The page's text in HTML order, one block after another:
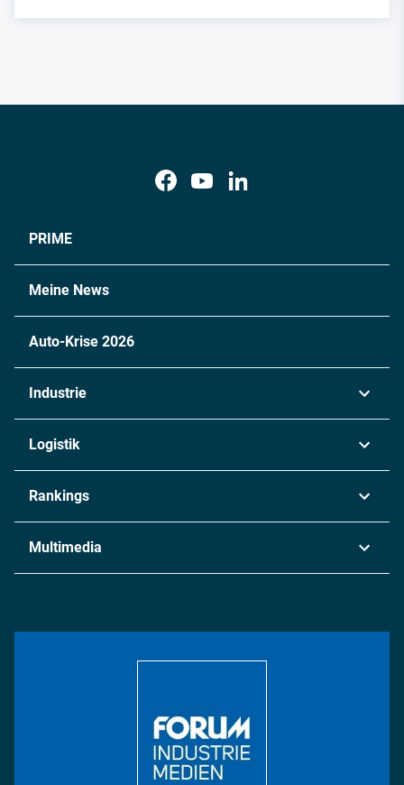
PRIME
Meine News
Auto-Krise 2026
Industrie
Chemie
Metall
Energie
Logistik
Rankings
Multimedia